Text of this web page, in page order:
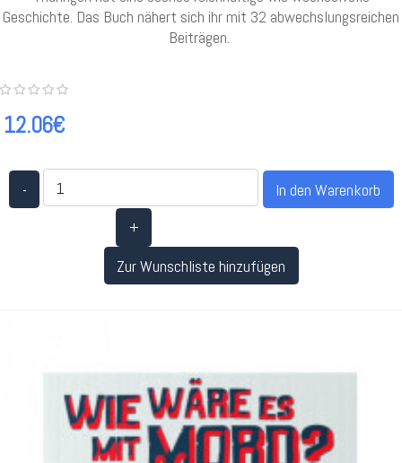
Geschichte. Das Buch nähert sich ihr mit 32 abwechslungsreichen
Beiträgen.
12.06€
-
+
Zur Wunschliste hinzufügen